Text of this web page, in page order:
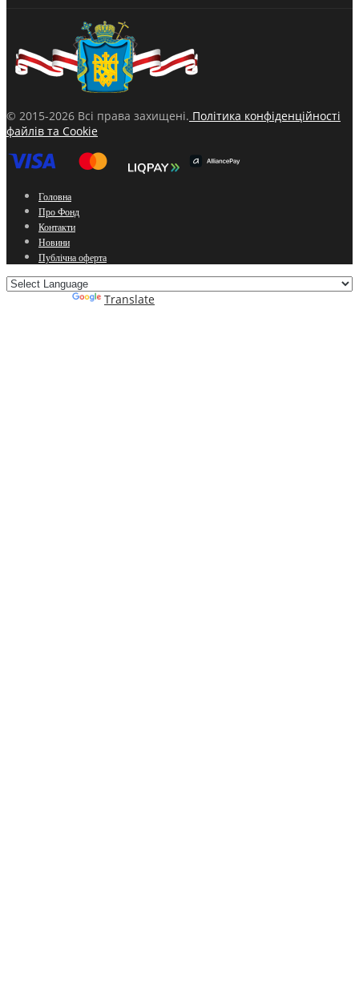
© 2015-2026 Всі права захищені. Політика конфіденційності
файлів та Cookie
Головна
Про Фонд
Контакти
Новини
Публічна оферта
Translate